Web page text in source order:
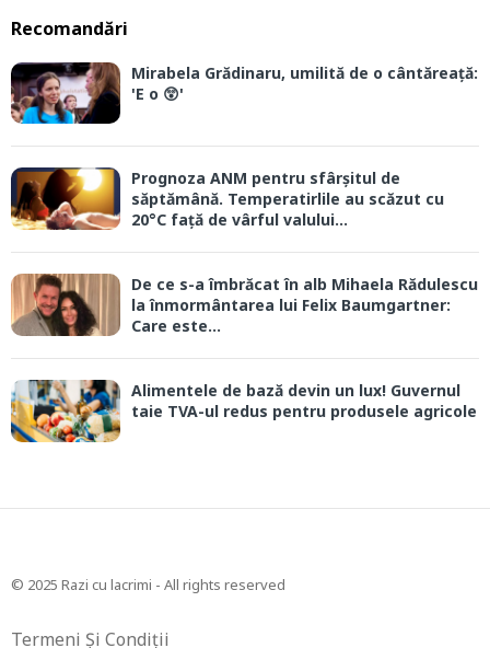
Recomandări
Mirabela Grădinaru, umilită de o cântăreață:
'E o 😲'
Prognoza ANM pentru sfârșitul de
săptămână. Temperatirlile au scăzut cu
20°C față de vârful valului...
De ce s-a îmbrăcat în alb Mihaela Rădulescu
la înmormântarea lui Felix Baumgartner:
Care este...
Alimentele de bază devin un lux! Guvernul
taie TVA-ul redus pentru produsele agricole
© 2025 Razi cu lacrimi - All rights reserved
Termeni Și Condiții